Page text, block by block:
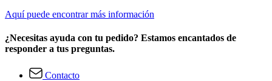
Aquí puede encontrar más información
¿Necesitas ayuda con tu pedido? Estamos encantados de
responder a tus preguntas.
Contacto